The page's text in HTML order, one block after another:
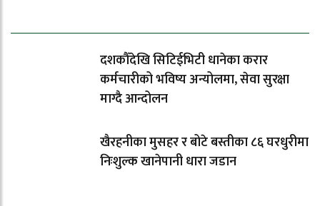
दशकौँदेखि सिटिईभिटी धानेका करार
कर्मचारीको भविष्य अन्योलमा, सेवा सुरक्षा
माग्दै आन्दोलन
खैरहनीका मुसहर र बोटे बस्तीका ८६ घरधुरीमा
निःशुल्क खानेपानी धारा जडान